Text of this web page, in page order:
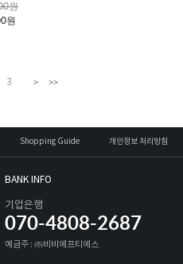
원
원
3 > >>
Shopping Guide 개인정보 처리방침
BANK INFO
기업은행
070-4808-2687
예금주 : ㈜비비에프티에스